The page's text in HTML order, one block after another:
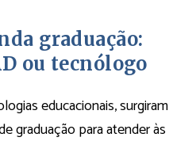
graduação:
ou tecnólogo
educacionais, surgiram
graduação para atender às